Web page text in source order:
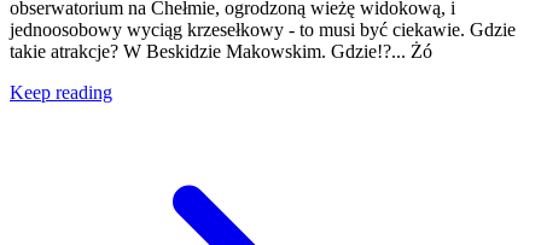
obserwatorium na Chełmie, ogrodzoną wieżę widokową, i
jednoosobowy wyciąg krzesełkowy - to musi być ciekawie. Gdzie
takie atrakcje? W Beskidzie Makowskim. Gdzie!?... Żó
Keep reading